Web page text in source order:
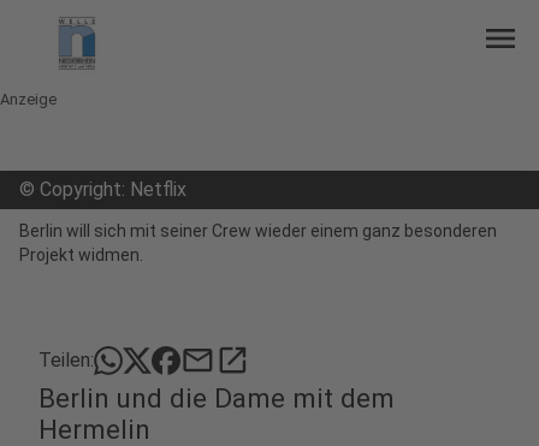
menu
Anzeige
© Copyright: Netflix
Berlin will sich mit seiner Crew wieder einem ganz besonderen
Projekt widmen.
Teilen: mailopen_in_new
Berlin und die Dame mit dem
Hermelin